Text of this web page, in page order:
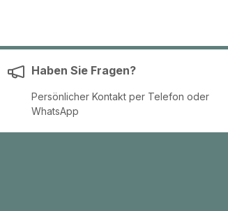
Haben Sie Fragen?
Persönlicher Kontakt per Telefon oder
WhatsApp